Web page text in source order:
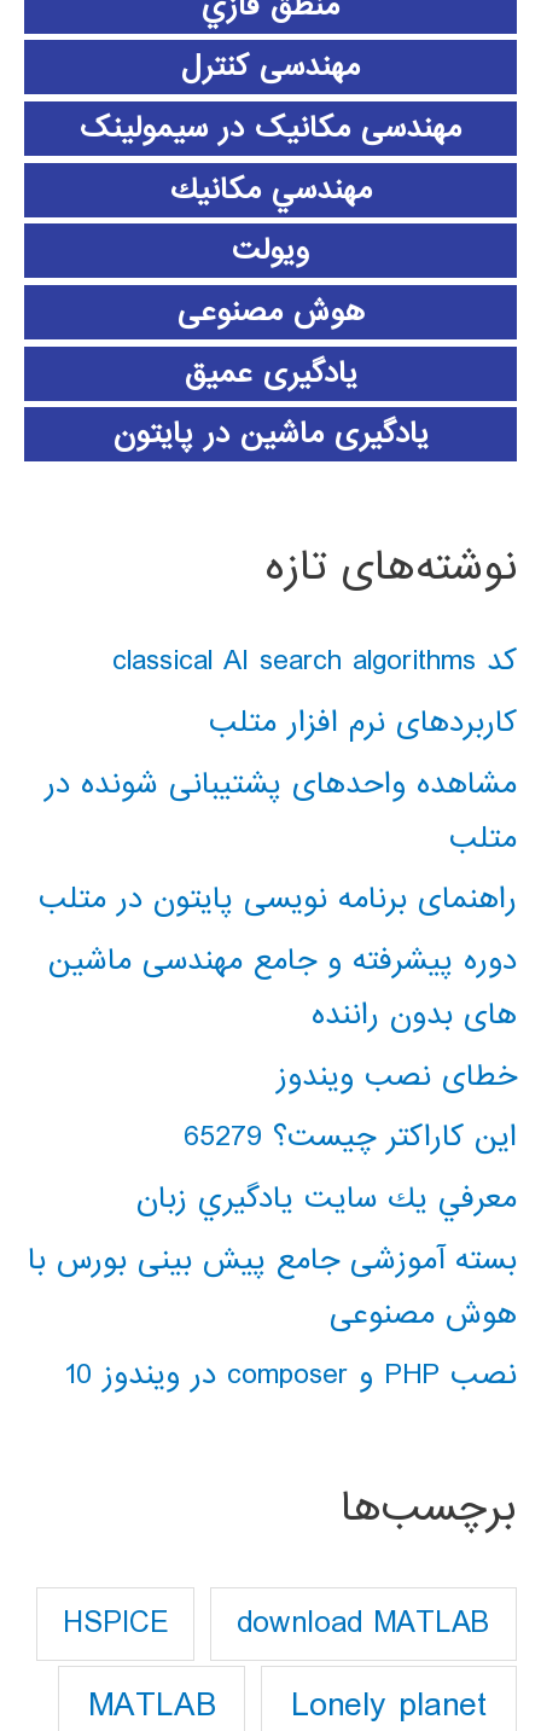
مهندسی کنترل
مهندسی مکانیک در سیمولینک
مهندسي مكانيك
ویولت
هوش مصنوعی
یادگیری عمیق
یادگیری ماشین در پایتون
نوشته‌های تازه
کد classical AI search algorithms
کاربردهای نرم افزار متلب
مشاهده واحدهای پشتیبانی شونده در
متلب
راهنمای برنامه نویسی پایتون در متلب
دوره پیشرفته و جامع مهندسی ماشین
های بدون راننده
خطای نصب ویندوز
این کاراکتر چیست؟ 65279
معرفي يك سايت يادگيري زبان
بسته آموزشی جامع پیش بینی بورس با
هوش مصنوعی
نصب PHP و composer در ویندوز 10
برچسب‌ها
download MATLAB
HSPICE
Lonely planet
MATLAB